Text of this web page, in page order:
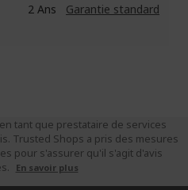
2 Ans Garantie standard
tant que prestataire de services
Trusted Shops a pris des mesures
pour s'assurer qu'il s'agit d'avis
En savoir plus